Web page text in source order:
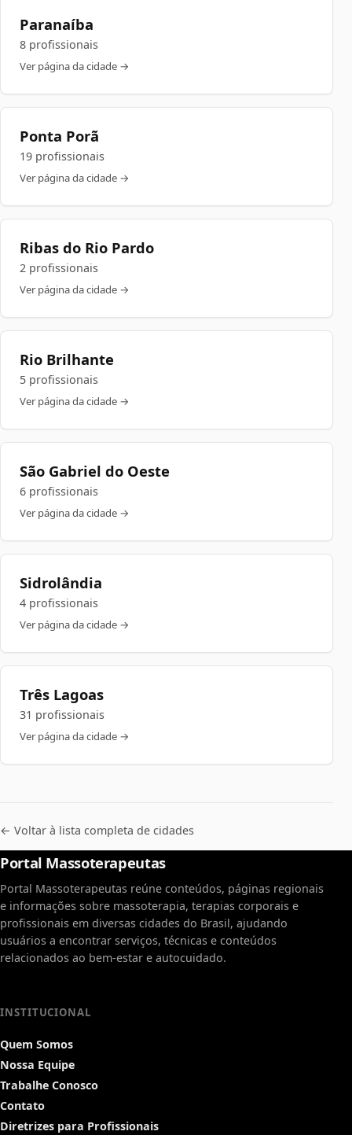
Paranaíba
8 profissionais
Ver página da cidade →
Ponta Porã
19 profissionais
Ver página da cidade →
Ribas do Rio Pardo
2 profissionais
Ver página da cidade →
Rio Brilhante
5 profissionais
Ver página da cidade →
São Gabriel do Oeste
6 profissionais
Ver página da cidade →
Sidrolândia
4 profissionais
Ver página da cidade →
Três Lagoas
31 profissionais
Ver página da cidade →
← Voltar à lista completa de cidades
Portal Massoterapeutas
Portal Massoterapeutas reúne conteúdos, páginas regionais
e informações sobre massoterapia, terapias corporais e
profissionais em diversas cidades do Brasil, ajudando
usuários a encontrar serviços, técnicas e conteúdos
relacionados ao bem-estar e autocuidado.
INSTITUCIONAL
Quem Somos
Nossa Equipe
Trabalhe Conosco
Contato
Diretrizes para Profissionais